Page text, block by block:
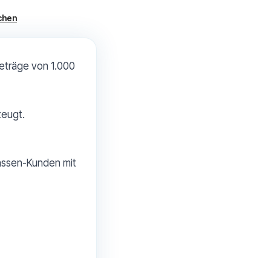
von 1.000
Kunden mit